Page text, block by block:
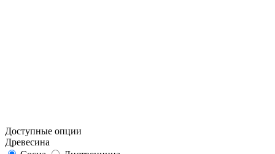
Доступные опции
Древесина